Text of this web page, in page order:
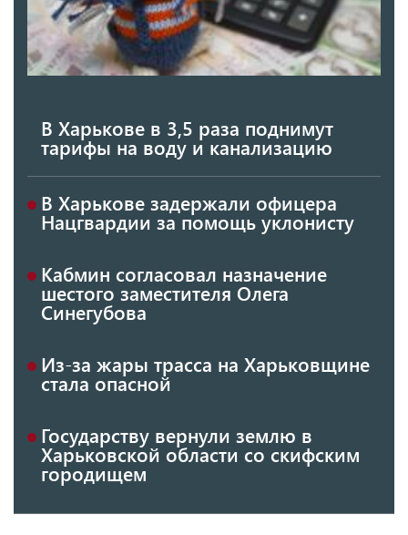
В Харькове в 3,5 раза поднимут
тарифы на воду и канализацию
В Харькове задержали офицера
Нацгвардии за помощь уклонисту
Кабмин согласовал назначение
шестого заместителя Олега
Синегубова
Из-за жары трасса на Харьковщине
стала опасной
Государству вернули землю в
Харьковской области со скифским
городищем